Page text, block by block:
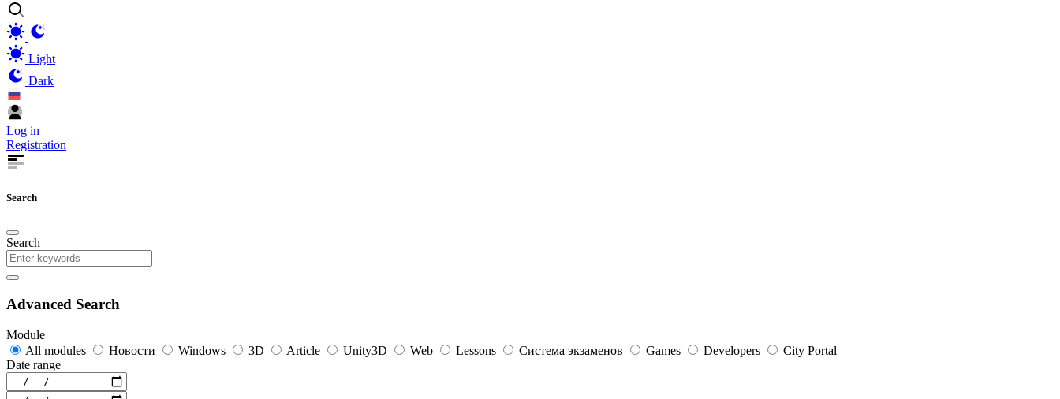
Light
Dark
Log in
Registration
Search
Search
Advanced Search
Module
All modules
Новости Windows 3D Article Unity3D Web Lessons Система экзаменов Games Developers
City Portal
Date range